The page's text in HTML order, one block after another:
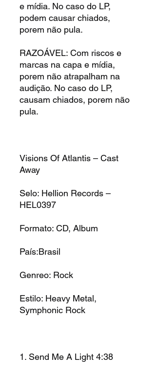
e mídia. No caso do LP,
podem causar chiados,
porem não pula.
RAZOÁVEL: Com riscos e
marcas na capa e mídia,
porem não atrapalham na
audição. No caso do LP,
causam chiados, porem não
pula.
Visions Of Atlantis – Cast
Away
Selo: Hellion Records –
HEL0397
Formato: CD, Album
País:Brasil
Genreo: Rock
Estilo: Heavy Metal,
Symphonic Rock
1. Send Me A Light 4:38